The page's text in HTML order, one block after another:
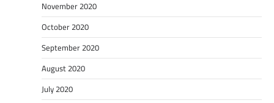
November 2020
October 2020
September 2020
August 2020
July 2020